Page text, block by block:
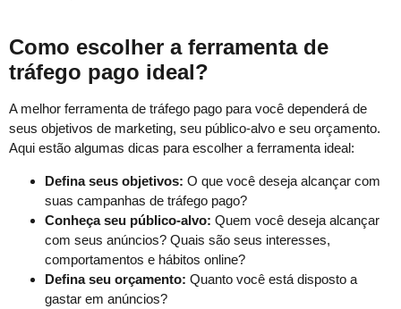
Como escolher a ferramenta de
tráfego pago ideal?
A melhor ferramenta de tráfego pago para você dependerá de
seus objetivos de marketing, seu público-alvo e seu orçamento.
Aqui estão algumas dicas para escolher a ferramenta ideal:
Defina seus objetivos: O que você deseja alcançar com
suas campanhas de tráfego pago?
Conheça seu público-alvo: Quem você deseja alcançar
com seus anúncios? Quais são seus interesses,
comportamentos e hábitos online?
Defina seu orçamento: Quanto você está disposto a
gastar em anúncios?